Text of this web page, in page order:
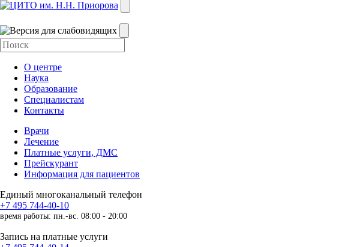
О центре
Наука
Образование
Специалистам
Контакты
Врачи
Лечение
Платные услуги, ДМС
Прейскурант
Информация для пациентов
Единый многоканальный телефон
+7 495 744-40-10
время работы: пн.-вс. 08:00 - 20:00
Запись на платные услуги